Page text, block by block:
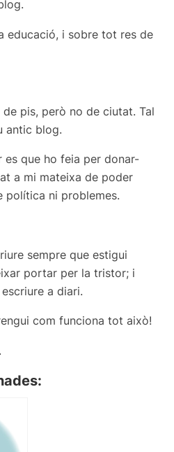
educació, i sobre tot res de
pis, però no de ciutat. Tal
antic blog.
es que ho feia per donar-
a mi mateixa de poder
política ni problemes.
sempre que estigui
portar per la tristor; i
a diari.
com funciona tot això!